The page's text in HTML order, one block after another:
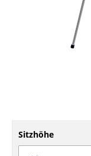
Bänke & Liegen
Schaukelstühle
Sitzhöhe